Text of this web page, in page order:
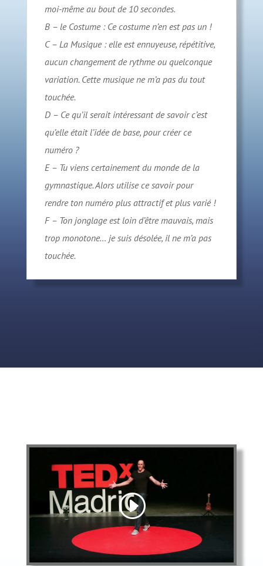
moi-même au bout de 10 secondes.
B – le Costume : Ce costume n’en est pas un !
C – La Musique : elle est ennuyeuse, répétitive,
aucun changement de rythme ou quelconque
variation. Cette musique ne m’a pas du tout
touchée.
D – Ce qu’il serait intéressant de savoir c’est
qu’elle était l’idée de base, pour créer ce
numéro ?
E – Tu viens certainement du monde de la
gymnastique. Alors utilise ce savoir pour
rendre ton numéro plus attractif et plus varié !
F – Ton jonglage est loin d’être mauvais, mais
trop monotone… je suis désolée, il ne m’a pas
touchée.